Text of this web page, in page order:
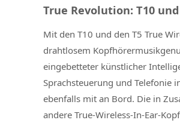
True Revolution: T10
Mit den T10 und den T5 True
drahtlosem
eingebetteter künstlicher
Sprachsteuerung und Telefonie
ebenfalls mit an Bord. Die in
andere True-Wireless-In-Ear-